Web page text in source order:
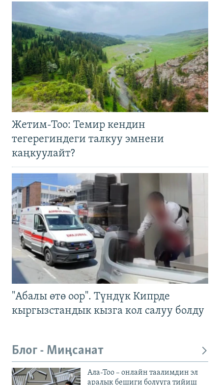
Жетим-Тоо: Темир кендин
тегерегиндеги талкуу эмнени
каңкуулайт?
"Абалы өтө оор". Түндүк Кипрде
кыргызстандык кызга кол салуу болду
Блог - Миңсанат
Ала-Тоо – онлайн таалимдин эл
аралык бешиги болууга тийиш